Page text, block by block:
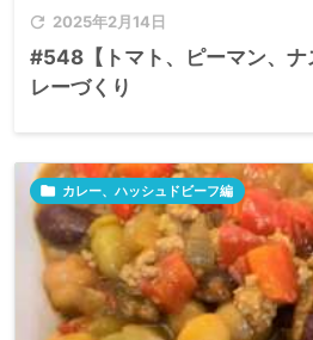
 2025年2月14日
#548【トマト、ピーマン、ナ
レーづくり
 カレー、ハッシュドビーフ編